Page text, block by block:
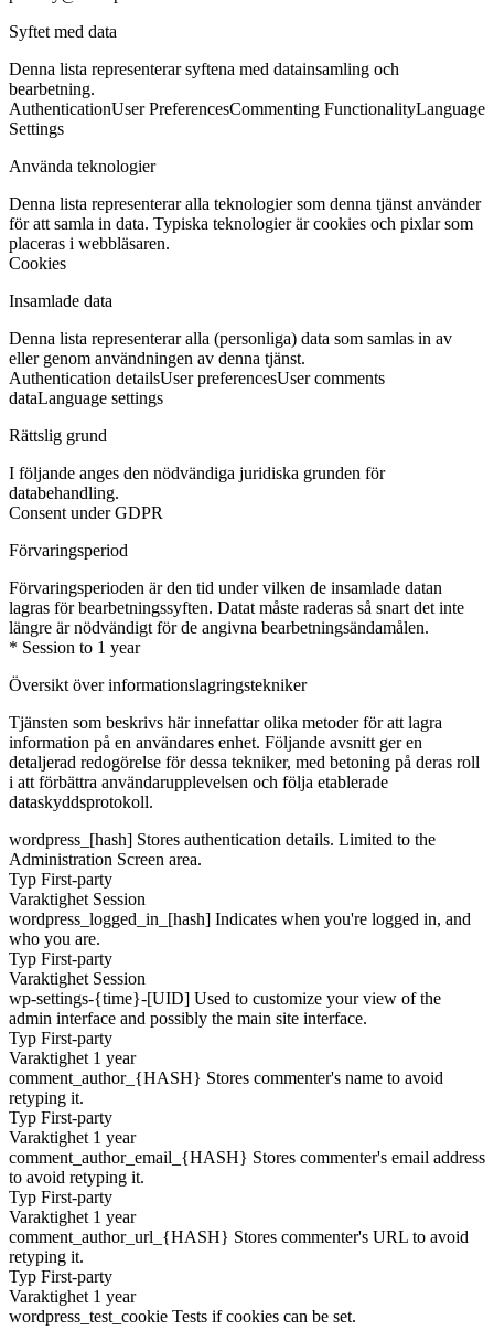
Syftet med data
Denna lista representerar syftena med datainsamling och
bearbetning.
AuthenticationUser PreferencesCommenting FunctionalityLanguage
Settings
Använda teknologier
Denna lista representerar alla teknologier som denna tjänst använder
för att samla in data. Typiska teknologier är cookies och pixlar som
placeras i webbläsaren.
Cookies
Insamlade data
Denna lista representerar alla (personliga) data som samlas in av
eller genom användningen av denna tjänst.
Authentication detailsUser preferencesUser comments
dataLanguage settings
Rättslig grund
I följande anges den nödvändiga juridiska grunden för
databehandling.
Consent under GDPR
Förvaringsperiod
Förvaringsperioden är den tid under vilken de insamlade datan
lagras för bearbetningssyften. Datat måste raderas så snart det inte
längre är nödvändigt för de angivna bearbetningsändamålen.
* Session to 1 year
Översikt över informationslagringstekniker
Tjänsten som beskrivs här innefattar olika metoder för att lagra
information på en användares enhet. Följande avsnitt ger en
detaljerad redogörelse för dessa tekniker, med betoning på deras roll
i att förbättra användarupplevelsen och följa etablerade
dataskyddsprotokoll.
wordpress_[hash] Stores authentication details. Limited to the
Administration Screen area.
Typ First-party
Varaktighet Session
wordpress_logged_in_[hash] Indicates when you're logged in, and
who you are.
Typ First-party
Varaktighet Session
wp-settings-{time}-[UID] Used to customize your view of the
admin interface and possibly the main site interface.
Typ First-party
Varaktighet 1 year
comment_author_{HASH} Stores commenter's name to avoid
retyping it.
Typ First-party
Varaktighet 1 year
comment_author_email_{HASH} Stores commenter's email address
to avoid retyping it.
Typ First-party
Varaktighet 1 year
comment_author_url_{HASH} Stores commenter's URL to avoid
retyping it.
Typ First-party
Varaktighet 1 year
wordpress_test_cookie Tests if cookies can be set.